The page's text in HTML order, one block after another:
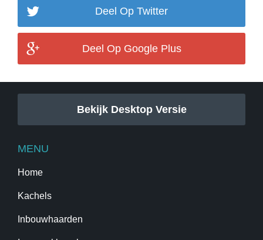
Deel Op Twitter
Deel Op Google Plus
Bekijk Desktop Versie
MENU
Home
Kachels
Inbouwhaarden